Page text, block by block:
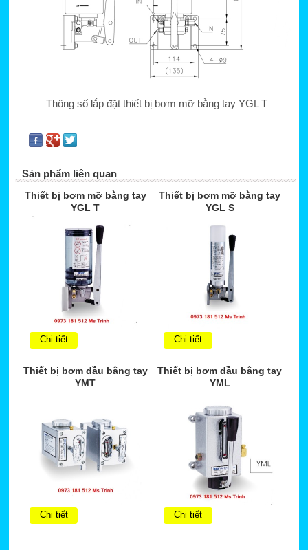
Thông số lắp đặt thiết bị bơm mỡ bằng tay YGL T
Sản phẩm liên quan
Thiết bị bơm mỡ bằng tay
YGL T
Chi tiết
Thiết bị bơm mỡ bằng tay
YGL S
Chi tiết
Thiết bị bơm dầu bằng tay
YMT
Chi tiết
Thiết bị bơm dầu bằng tay
YML
Chi tiết